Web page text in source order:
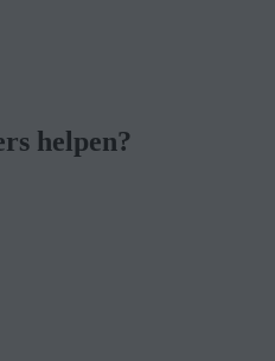
helpen?